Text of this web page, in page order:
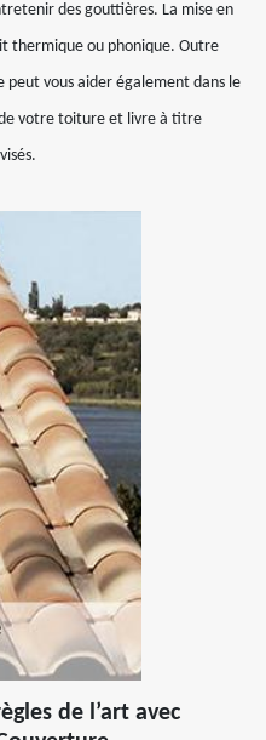
des gouttières. La mise en
thermique ou phonique. Outre
peut vous aider également dans le
votre toiture et livre à titre
de l’art avec